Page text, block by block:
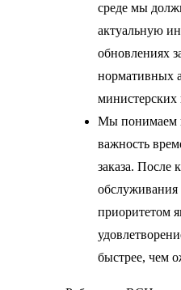
среде мы
актуальную
обновлениях
нормативных
министерских
Мы понимаем
важность
заказа. После
приоритетом
быстрее, чем